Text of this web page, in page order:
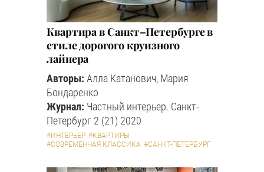
Квартира в Санкт–Петербурге в
стиле дорогого круизного
лайнера
Авторы: Алла Катанович, Мария
Бондаренко
Журнал: Частный интерьер. Санкт-
Петербург 2 (21) 2020
#ИНТЕРЬЕР #КВАРТИРЫ
#СОВРЕМЕННАЯ КЛАССИКА #САНКТ-ПЕТЕРБУРГ